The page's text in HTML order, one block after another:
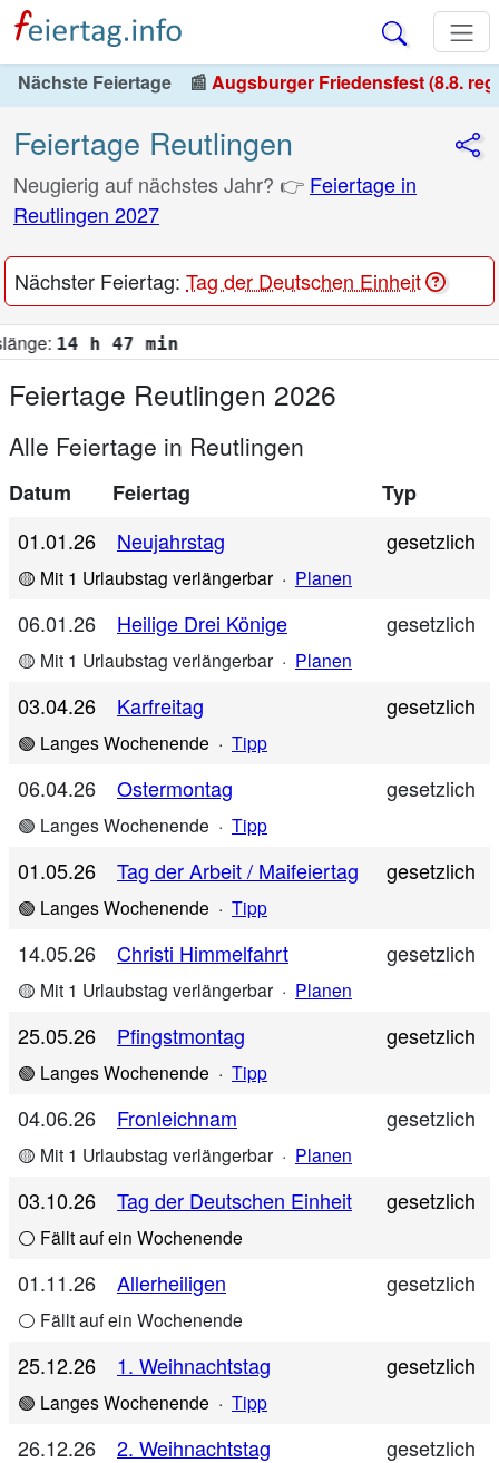
Nächste Feiertage 📰 Augsburger Friedensfest (8.8.
Feiertage Reutlingen
Neugierig auf nächstes Jahr? 👉 Feiertage in
Reutlingen 2027
Nächster Feiertag: Tag der Deutschen Einheit
Feiertage Reutlingen 2026
Alle Feiertage in Reutlingen
Datum Feiertag
Typ
01.01.26
Neujahrstag gesetzlich
🟡 Mit 1 Urlaubstag verlängerbar · Planen
06.01.26 Heilige Drei Könige gesetzlich
🟡 Mit 1 Urlaubstag verlängerbar · Planen
03.04.26 Karfreitag gesetzlich
🟢 Langes Wochenende · Tipp
06.04.26 Ostermontag gesetzlich
🟢 Langes Wochenende · Tipp
01.05.26 Tag der Arbeit / Maifeiertag gesetzlich
🟢 Langes Wochenende · Tipp
14.05.26 Christi Himmelfahrt gesetzlich
🟡 Mit 1 Urlaubstag verlängerbar · Planen
25.05.26 Pfingstmontag gesetzlich
🟢 Langes Wochenende · Tipp
04.06.26 Fronleichnam gesetzlich
🟡 Mit 1 Urlaubstag verlängerbar · Planen
03.10.26 Tag der Deutschen Einheit gesetzlich
⚪ Fällt auf ein Wochenende
01.11.26 Allerheiligen gesetzlich
⚪ Fällt auf ein Wochenende
25.12.26 1. Weihnachtstag gesetzlich
🟢 Langes Wochenende · Tipp
26.12.26 2. Weihnachtstag gesetzlich